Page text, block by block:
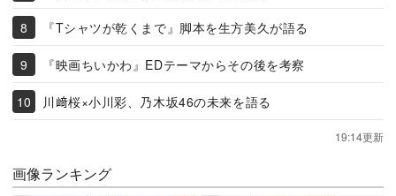
『Tシャツが乾くまで』脚本を生方美久が語る
『映画ちいかわ』EDテーマからその後を考察
川﨑桜×小川彩、乃木坂46の未来を語る
19:14更新
画像ランキング